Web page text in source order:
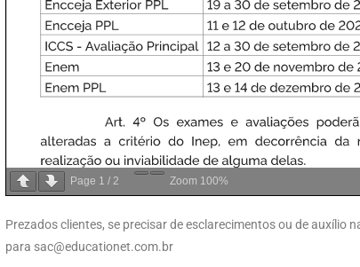
Page 1 / 2 Zoom 100%
Prezados clientes, se precisar de esclarecimentos ou de auxílio
para sac@educationet.com.br